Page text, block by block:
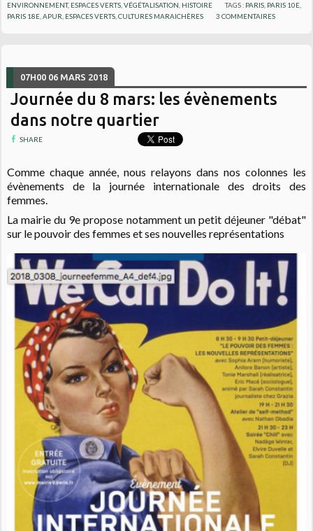
ENVIRONNEMENT, ESPACES VERTS, VÉGÉTALISATION, HISTOIRE TAGS : PARIS, PARIS 10E,
PARIS 18E,APUR, ESPACES VERTS,CULTURES MARAICHÈRES 3 COMMENTAIRES
07H00 06 MARS 2018
Journée du 8 mars: les évènements
dans notre quartier
SHARE
Comme chaque année, nous relayons dans nos colonnes les
évènements de la journée internationale des droits des
femmes.
La mairie du 9e propose notamment un petit déjeuner "débat"
sur le pouvoir des femmes et ses nouvelles représentations